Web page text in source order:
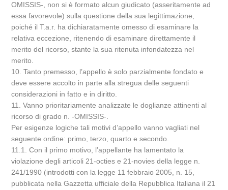
OMISSIS-, non si è formato alcun giudicato (asseritamente ad
essa favorevole) sulla questione della sua legittimazione,
poiché il T.a.r. ha dichiaratamente omesso di esaminare la
relativa eccezione, ritenendo di esaminare direttamente il
merito del ricorso, stante la sua ritenuta infondatezza nel
merito.
10. Tanto premesso, l’appello è solo parzialmente fondato e
deve essere accolto in parte alla stregua delle seguenti
considerazioni in fatto e in diritto.
11. Vanno prioritariamente analizzate le doglianze attinenti al
ricorso di grado n. -OMISSIS-.
Per esigenze logiche tali motivi d’appello vanno vagliati nel
seguente ordine: primo, terzo, quarto e secondo.
11.1. Con il primo motivo, l’appellante ha lamentato la
violazione degli articoli 21-octies e 21-novies della legge n.
241/1990 (introdotti con la legge 11 febbraio 2005, n. 15,
pubblicata nella Gazzetta ufficiale della Repubblica Italiana il 21